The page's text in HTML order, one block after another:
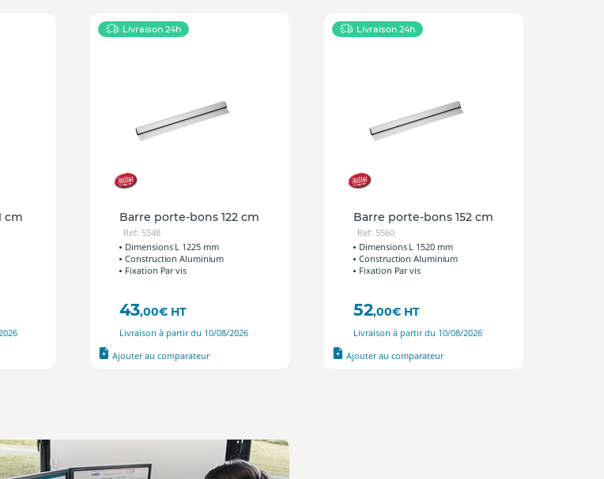
cm
Livraison 24h
Barre porte-bons 122 cm
Ref: 5548
Dimensions L 1225 mm
Construction Aluminium
Fixation Par vis
43,00€ HT
Livraison à partir du 10/08/2026
Ajouter au comparateur
Livraison 24h
Barre porte-bons 152 cm
Ref: 5560
Dimensions L 1520 mm
Construction Aluminium
Fixation Par vis
52,00€ HT
Livraison à partir du 10/08/2026
Ajouter au comparateur